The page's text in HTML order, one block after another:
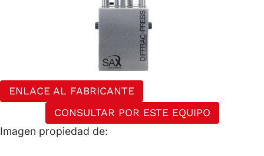
ENLACE AL FABRICANTE
CONSULTAR POR ESTE EQUIPO
Imagen propiedad de: